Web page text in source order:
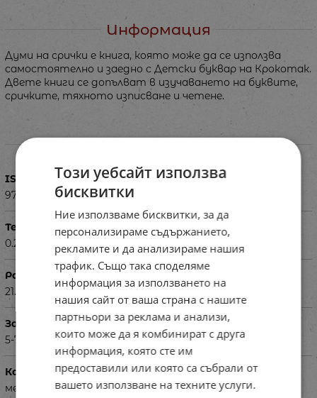
Информация
Думи на срички е книга, която може да се използва
самостоятелно и заедно с Детски буквар на Крокотак.
Двете книги се допълват в изучаването на буквите,
сричките, тяхното изписване и четене.
ISBN
9786199185537
Тегло в кг
0.200
Размери в см
21.5 x 27.5
За деца на възраст
5-7 г.
Корица
мека
Този уебсайт използва
бисквитки
Ние използваме бисквитки, за да
персонализираме съдържанието,
рекламите и да анализираме нашия
трафик. Също така споделяме
информация за използването на
нашия сайт от ваша страна с нашите
партньори за реклама и анализи,
които може да я комбинират с друга
информация, която сте им
предоставили или която са събрали от
вашето използване на техните услуги.